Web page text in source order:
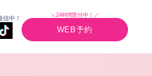
中！
＼24時間受付中！／
WEB予約